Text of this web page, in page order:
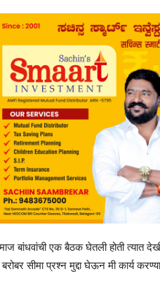
बांधवांची एक बैठक घेतली होती त्यात
सीमा प्रश्न मुद्दा घेऊन मी कार्य